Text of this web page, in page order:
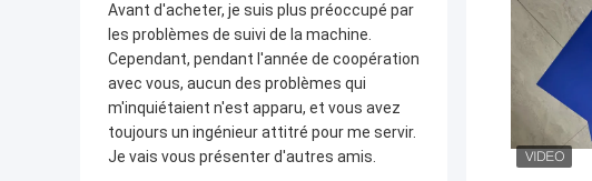
Avant d'acheter, je suis plus préoccupé par
les problèmes de suivi de la machine.
Cependant, pendant l'année de coopération
avec vous, aucun des problèmes qui
m'inquiétaient n'est apparu, et vous avez
toujours un ingénieur attitré pour me servir.
Je vais vous présenter d'autres amis.